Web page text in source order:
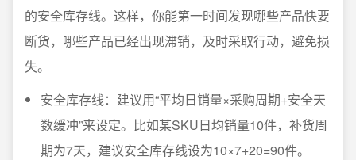
的安全库存线。这样，你能第一时间发现哪些产品快要
断货，哪些产品已经出现滞销，及时采取行动，避免损
失。
安全库存线：建议用“平均日销量×采购周期+安全天
数缓冲”来设定。比如某SKU日均销量10件，补货周
期为7天，建议安全库存线设为10×7+20=90件。